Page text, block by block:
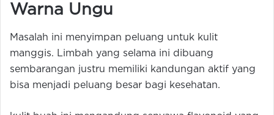
Warna Ungu
Masalah ini menyimpan peluang untuk kulit
manggis. Limbah yang selama ini dibuang
sembarangan justru memiliki kandungan aktif yang
bisa menjadi peluang besar bagi kesehatan.